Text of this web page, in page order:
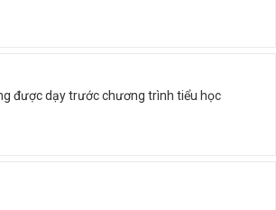
được dạy trước chương trình tiểu học